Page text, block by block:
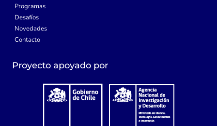
Programas
Desafíos
Novedades
Contacto
Proyecto apoyado por